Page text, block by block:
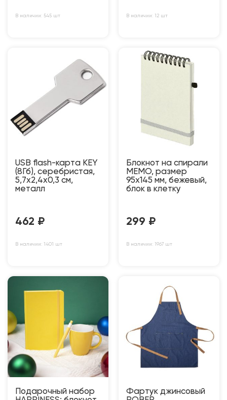
В наличии: 545 шт В наличии: 12 шт
USB flash-карта KEY
(8Гб), серебристая,
5,7х2,4х0,3 см,
металл
462 ₽
В наличии: 1401 шт
Блокнот на спирали
MEMO, размер
95х145 мм, бежевый,
блок в клетку
299 ₽
В наличии: 1967 шт
Подарочный набор
Фартук джинсовый